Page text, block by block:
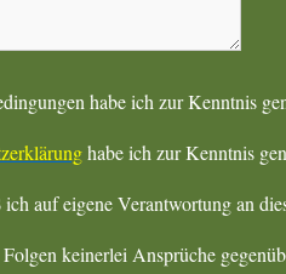
habe ich zur Kenntnis
habe ich zur Kenntnis
ich auf eigene Verantwortung
keinerlei Ansprüche